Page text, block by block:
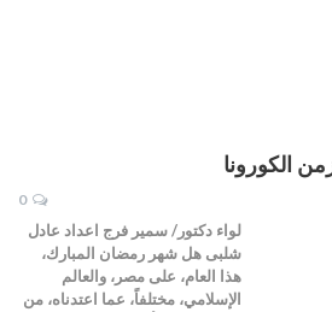
الكورونا
0
لواء دكتور/ سمير فرج اعداد عادل
شلبى هل شهر رمضان المبارك،
هذا العام، على مصر، والعالم
الإسلامي، مختلفاً، عما اعتدناه، من